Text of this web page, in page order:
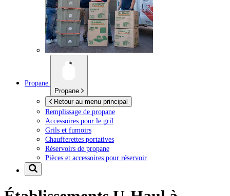
Propane
Propane
Retour au menu principal
Remplissage de propane
Accessoires pour le gril
Grils et fumoirs
Chaufferettes portatives
Réservoirs de propane
Pièces et accessoires pour réservoir